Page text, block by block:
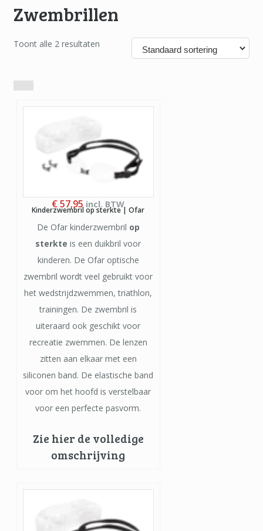
Zwembrillen
Toont alle 2 resultaten
Kinderzwembril op sterkte | Ofar
€57,95 incl. BTW
De Ofar kinderzwembril op
sterkte is een duikbril voor
kinderen. De Ofar optische
zwembril wordt veel gebruikt voor
het wedstrijdzwemmen, triathlon,
trainingen. De zwembril is
uiteraard ook geschikt voor
recreatie zwemmen. De lenzen
zitten aan elkaar met een
siliconen band. De elastische band
voor om het hoofd is verstelbaar
voor een perfecte pasvorm.
Zie hier de volledige
omschrijving